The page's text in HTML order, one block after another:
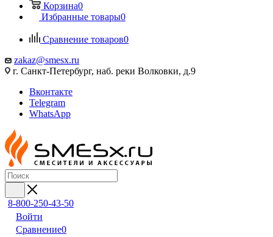
Корзина0
Избранные товары0
Сравнение товаров0
zakaz@smesx.ru
г. Санкт-Петербург, наб. реки Волковки, д.9
Вконтакте
Telegram
WhatsApp
8-800-250-43-50
Войти
Сравнение0